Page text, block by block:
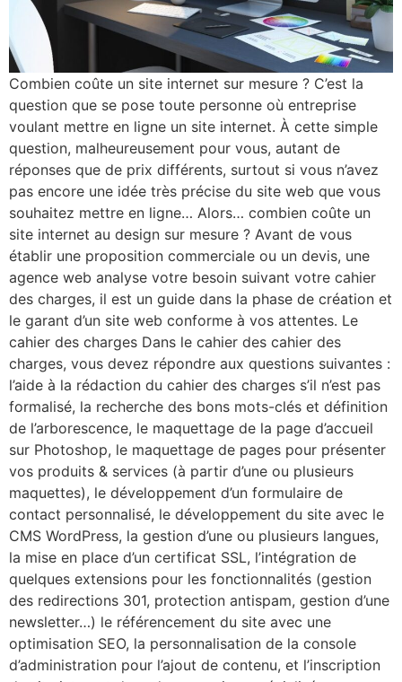
Combien coûte un site internet sur mesure ? C’est la
question que se pose toute personne où entreprise
voulant mettre en ligne un site internet. À cette simple
question, malheureusement pour vous, autant de
réponses que de prix différents, surtout si vous n’avez
pas encore une idée très précise du site web que vous
souhaitez mettre en ligne… Alors… combien coûte un
site internet au design sur mesure ? Avant de vous
établir une proposition commerciale ou un devis, une
agence web analyse votre besoin suivant votre cahier
des charges, il est un guide dans la phase de création et
le garant d’un site web conforme à vos attentes. Le
cahier des charges Dans le cahier des cahier des
charges, vous devez répondre aux questions suivantes :
l’aide à la rédaction du cahier des charges s’il n’est pas
formalisé, la recherche des bons mots-clés et définition
de l’arborescence, le maquettage de la page d’accueil
sur Photoshop, le maquettage de pages pour présenter
vos produits & services (à partir d’une ou plusieurs
maquettes), le développement d’un formulaire de
contact personnalisé, le développement du site avec le
CMS WordPress, la gestion d’une ou plusieurs langues,
la mise en place d’un certificat SSL, l’intégration de
quelques extensions pour les fonctionnalités (gestion
des redirections 301, protection antispam, gestion d’une
newsletter…) le référencement du site avec une
optimisation SEO, la personnalisation de la console
d’administration pour l’ajout de contenu, et l’inscription